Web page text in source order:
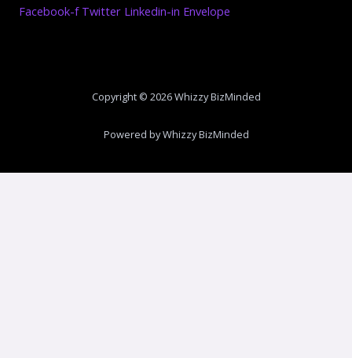
Facebook-f Twitter Linkedin-in Envelope
Copyright © 2026 Whizzy BizMinded
Powered by Whizzy BizMinded